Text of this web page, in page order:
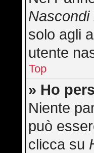
Nascondi
solo agli
utente
Top
» Ho
Niente
può
clicca su